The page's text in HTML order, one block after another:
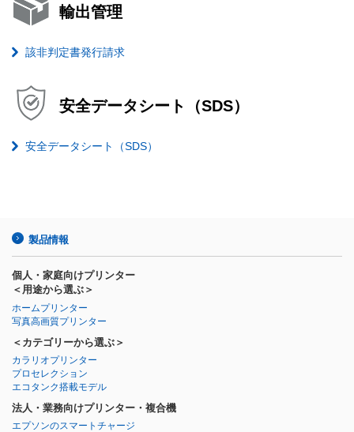
輸出管理
該非判定書発行請求
安全データシート（SDS）
安全データシート（SDS）
製品情報
個人・家庭向けプリンター
＜用途から選ぶ＞
ホームプリンター
写真高画質プリンター
＜カテゴリーから選ぶ＞
カラリオプリンター
プロセレクション
エコタンク搭載モデル
法人・業務向けプリンター・複合機
エプソンのスマートチャージ